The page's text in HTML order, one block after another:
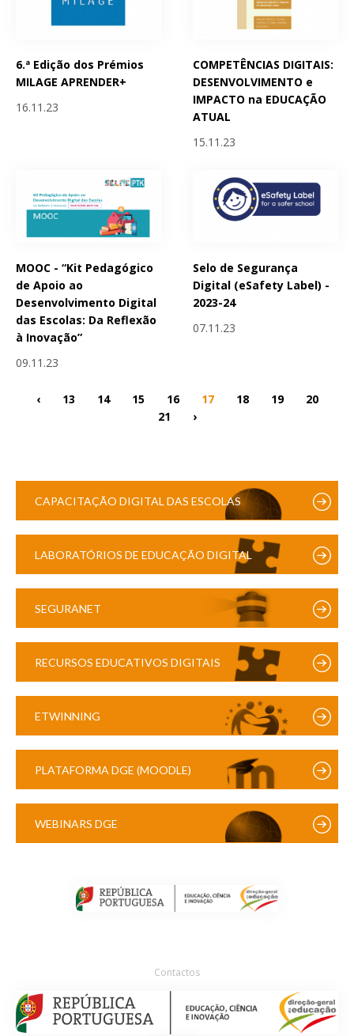
6.ª Edição dos Prémios
MILAGE APRENDER+
16.11.23
COMPETÊNCIAS DIGITAIS:
DESENVOLVIMENTO e
IMPACTO na EDUCAÇÃO
ATUAL
15.11.23
MOOC - “Kit Pedagógico
de Apoio ao
Desenvolvimento Digital
das Escolas: Da Reflexão
à Inovação”
09.11.23
Selo de Segurança
Digital (eSafety Label) -
2023-24
07.11.23
‹ 13 14 15 16 17 18 19
20
21
›
CAPACITAÇÃO DIGITAL DAS ESCOLAS
LABORATÓRIOS DE EDUCAÇÃO DIGITAL
SEGURANET
RECURSOS EDUCATIVOS DIGITAIS
ETWINNING
PLATAFORMA DGE (MOODLE)
WEBINARS DGE
Contactos